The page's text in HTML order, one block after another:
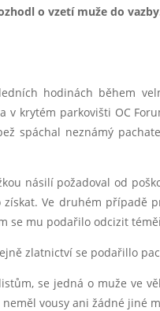
o vzetí muže do
hodinách během
v krytém parkovišti OC
spáchal neznámý
násilí požadoval od
Ve druhém případě
se mu podařilo odcizit
zlatnictví se podařillo
se jedná o muže ve
vousy ani žádné jiné